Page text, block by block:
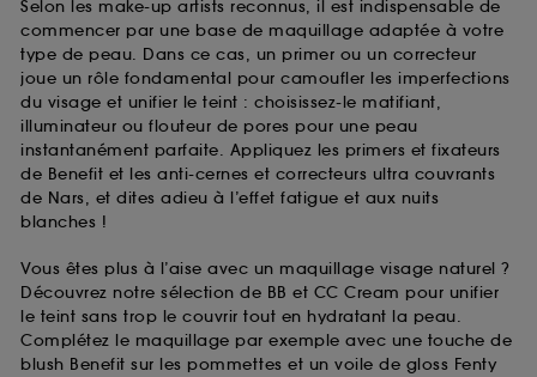
Selon les make-up artists reconnus, il est indispensable de
commencer par une base de maquillage adaptée à votre
type de peau. Dans ce cas, un primer ou un correcteur
joue un rôle fondamental pour camoufler les imperfections
du visage et unifier le teint : choisissez-le matifiant,
illuminateur ou flouteur de pores pour une peau
instantanément parfaite. Appliquez les primers et fixateurs
de Benefit et les anti-cernes et correcteurs ultra couvrants
de Nars, et dites adieu à l’effet fatigue et aux nuits
blanches !
Vous êtes plus à l’aise avec un maquillage visage naturel ?
Découvrez notre sélection de BB et CC Cream pour unifier
le teint sans trop le couvrir tout en hydratant la peau.
Complétez le maquillage par exemple avec une touche de
blush Benefit sur les pommettes et un voile de gloss Fenty